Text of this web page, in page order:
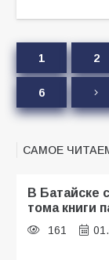
1 2
6
САМОЕ
В Батайске
тома книги
161